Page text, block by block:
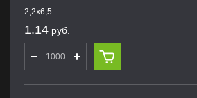
2,2х6,5
1.14 руб.